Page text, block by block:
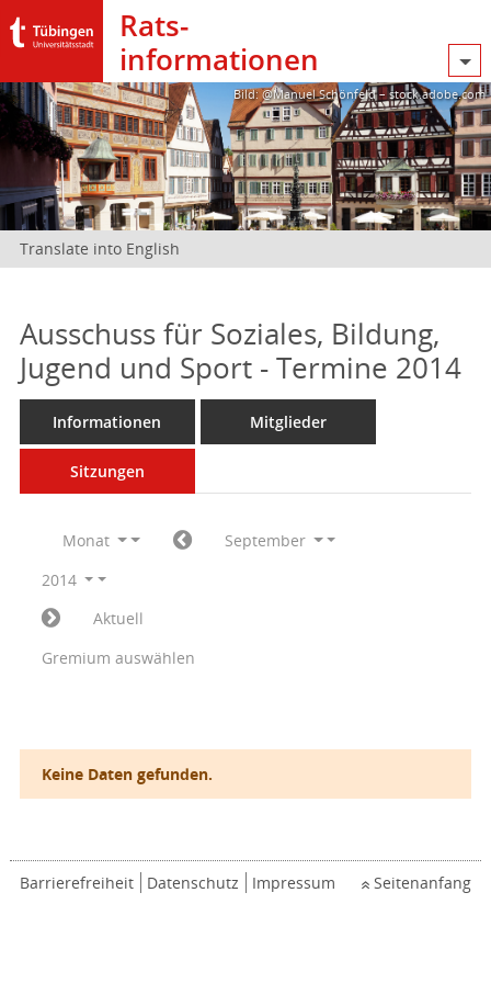
Rats­
informationen
Bild: @Manuel Schönfeld – stock.adobe.com
Translate into English
Ausschuss für Soziales, Bildung,
Jugend und Sport - Termine 2014
Informationen Mitglieder
Sitzungen
Monat
September
2014
Aktuell
Gremium auswählen
Keine Daten gefunden.
Barrierefreiheit Datenschutz Impressum Seitenanfang